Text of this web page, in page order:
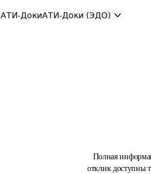
АТИ-ДокиАТИ-Доки (ЭДО)
Полная
отклик доступны